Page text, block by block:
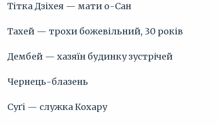
Тітка Дзіхея — мати о-Сан
Тахей — трохи божевільний, 30 років
Дембей — хазяїн будинку зустрічей
Чернець-блазень
Суґі — служка Кохару